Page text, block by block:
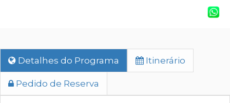
Detalhes do Programa Itinerário
Pedido de Reserva